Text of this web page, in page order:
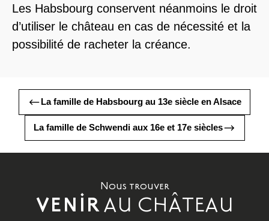
Les Habsbourg conservent néanmoins le droit
d’utiliser le château en cas de nécessité et la
possibilité de racheter la créance.
La famille de Habsbourg au 13e siècle en Alsace
La famille de Schwendi aux 16e et 17e siècles
Nous trouver
VENIRAU CHÂTEAU